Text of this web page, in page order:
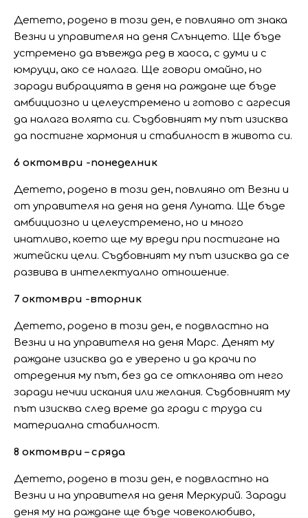
Детето, родено в този ден, е повлияно от знака
Везни и управителя на деня Слънцето. Ще бъде
устремено да въвежда ред в хаоса, с думи и с
юмруци, ако се налага. Ще говори омайно, но
заради вибрацията в деня на раждане ще бъде
амбициозно и целеустремено и готово с агресия
да налага волята си. Съдбовният му път изисква
да постигне хармония и стабилност в живота си.
6 октомври -понеделник
Детето, родено в този ден, повлияно от Везни и
от управителя на деня на деня Луната. Ще бъде
амбициозно и целеустремено, но и много
инатливо, което ще му вреди при постигане на
житейски цели. Съдбовният му път изисква да се
развива в интелектуално отношение.
7 октомври -вторник
Детето, родено в този ден, е подвластно на
Везни и на управителя на деня Марс. Денят му
раждане изисква да е уверено и да крачи по
отредения му път, без да се отклонява от него
заради нечии искания или желания. Съдбовният му
път изисква след време да гради с труда си
материална стабилност.
8 октомври – сряда
Детето, родено в този ден, е подвластно на
Везни и на управителя на деня Меркурий. Заради
деня му на раждане ще бъде човеколюбиво,